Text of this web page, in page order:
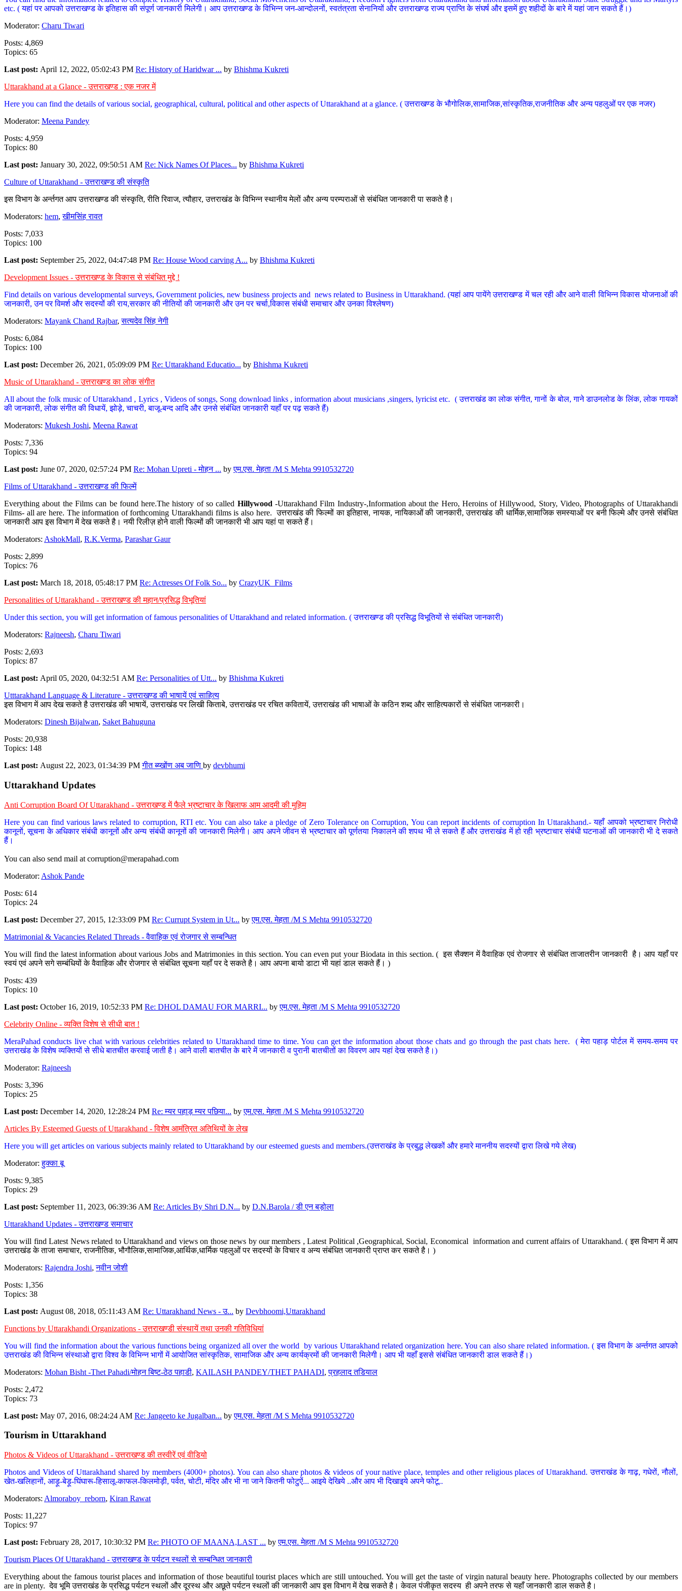
etc. ( यहां पर आपको उत्तराखण्ड के इतिहास की संपूर्ण जानकारी मिलेगी। आप उत्तराखण्ड के विभिन्न जन-आन्दोलनों, स्वतंत्रता सेनानियों और उत्तराखण्ड राज्य प्राप्ति के संघर्ष और इसमें हुए शहीदों के बारे में यहां जान सकते हैं।)
Moderator: Charu Tiwari
Posts: 4,869
Topics: 65
Last post: April 12, 2022, 05:02:43 PM Re: History of Haridwar ... by Bhishma Kukreti
Uttarakhand at a Glance - उत्तराखण्ड : एक नजर में
Here you can find the details of various social, geographical, cultural, political and other aspects of Uttarakhand at a glance. ( उत्तराखण्ड के भौगोलिक,सामाजिक,सांस्कृतिक,राजनीतिक और अन्य पहलुओं पर एक नजर)
Moderator: Meena Pandey
Posts: 4,959
Topics: 80
Last post: January 30, 2022, 09:50:51 AM Re: Nick Names Of Places... by Bhishma Kukreti
Culture of Uttarakhand - उत्तराखण्ड की संस्कृति
इस विभाग के अर्न्तगत आप उत्तराखण्ड की संस्कृति, रीति रिवाज, त्यौहार, उत्तराखंड के विभिन्न स्थानीय मेलों और अन्य परम्पराओं से संबंधित जानकारी पा सकते है।
Moderators: hem,खीमसिंह रावत
Posts: 7,033
Topics: 100
Last post: September 25, 2022, 04:47:48 PM Re: House Wood carving A... by Bhishma Kukreti
Development Issues - उत्तराखण्ड के विकास से संबंधित मुद्दे !
Find details on various developmental surveys, Government policies, new business projects and news related to Business in Uttarakhand. (यहां आप पायेंगे उत्तराखण्ड में चल रही और आने वाली विभिन्न विकास योजनाओं की
जानकारी, उन पर विमर्श और सदस्यों की राय,सरकार की नीतियों की जानकारी और उन पर चर्चा,विकास संबंधी समाचार और उनका विश्लेषण)
Moderators: Mayank Chand Rajbar,सत्यदेव सिंह नेगी
Posts: 6,084
Topics: 100
Last post: December 26, 2021, 05:09:09 PM Re: Uttarakhand Educatio... by Bhishma Kukreti
Music of Uttarakhand - उत्तराखण्ड का लोक संगीत
All about the folk music of Uttarakhand , Lyrics , Videos of songs, Song download links , information about musicians ,singers, lyricist etc. ( उत्तराखंड का लोक संगीत, गानों के बोल, गाने डाउनलोड के लिंक, लोक गायकों
की जानकारी, लोक संगीत की विधायें, झोड़े, चाचरी, बाजू-बन्द आदि और उनसे संबंधित जानकारी यहाँ पर पढ़ सकते हैं)
Moderators: Mukesh Joshi, Meena Rawat
Posts: 7,336
Topics: 94
Last post: June 07, 2020, 02:57:24 PM Re: Mohan Upreti - मोहन ... byएम.एस. मेहता /M S Mehta 9910532720
Films of Uttarakhand - उत्तराखण्ड की फिल्में
Everything about the Films can be found here.The history of so called Hillywood-Uttarakhand Film Industry-,Information about the Hero, Heroins of Hillywood, Story, Video, Photographs of Uttarakhandi
Films- all are here. The information of forthcoming Uttarakhandi films is also here. उत्तराखंड की फिल्मों का इतिहास, नायक, नायिकाओं की जानकारी, उत्तराखंड की धार्मिक,सामाजिक समस्याओं पर बनी फिल्मे और उनसे संबंधित
जानकारी आप इस विभाग में देख सकते है। नयी रिलीज़ होने वाली फिल्मों की जानकारी भी आप यहां पा सकते हैं।
Moderators: AshokMall, R.K.Verma, Parashar Gaur
Posts: 2,899
Topics: 76
Last post: March 18, 2018, 05:48:17 PM Re: Actresses Of Folk So... by CrazyUK_Films
Personalities of Uttarakhand - उत्तराखण्ड की महान/प्रसिद्ध विभूतियां
Under this section, you will get information of famous personalities of Uttarakhand and related information. ( उत्तराखण्ड की प्रसिद्ध विभूतियों से संबंधित जानकारी)
Moderators: Rajneesh, Charu Tiwari
Posts: 2,693
Topics: 87
Last post: April 05, 2020, 04:32:51 AM Re: Personalities of Utt... by Bhishma Kukreti
Utttarakhand Language & Literature - उत्तराखण्ड की भाषायें एवं साहित्य
इस विभाग में आप देख सकते है उत्तराखंड की भाषायें, उत्तराखंड पर लिखी किताबे, उत्तराखंड पर रचित कवितायें, उत्तराखंड की भाषाओं के कठिन शब्द और साहित्यकारों से संबंधित जानकारी।
Moderators: Dinesh Bijalwan, Saket Bahuguna
Posts: 20,938
Topics: 148
Last post: August 22, 2023, 01:34:39 PMगीत ब्य्खोंण अब जाणि by devbhumi
Uttarakhand Updates
Anti Corruption Board Of Uttarakhand - उत्तराखण्ड में फैले भ्रष्टाचार के खिलाफ आम आदमी की मुहिम
Here you can find various laws related to corruption, RTI etc. You can also take a pledge of Zero Tolerance on Corruption, You can report incidents of corruption In Uttarakhand.- यहाँ आपको भ्रष्टाचार निरोधी
कानूनों, सूचना के अधिकार संबंधी कानूनों और अन्य संबंधी कानूनों की जानकारी मिलेगी। आप अपने जीवन से भ्रष्टाचार को पूर्णतया निकालने की शपथ भी ले सकते हैं और उत्तराखंड में हो रही भ्रष्टाचार संबंधी घटनाओं की जानकारी भी दे सकते
हैं।
You can also send mail at corruption@merapahad.com
Moderator: Ashok Pande
Posts: 614
Topics: 24
Last post: December 27, 2015, 12:33:09 PM Re: Currupt System in Ut... byएम.एस. मेहता /M S Mehta 9910532720
Matrimonial & Vacancies Related Threads - वैवाहिक एवं रोजगार से सम्बन्धित
You will find the latest information about various Jobs and Matrimonies in this section. You can even put your Biodata in this section. ( इस सैक्शन में वैवाहिक एवं रोजगार से संबंधित ताजातरीन जानकारी है। आप यहाँ पर
स्वयं एवं अपने सगे सम्बंधियों के वैवाहिक और रोजगार से संबंधित सूचना यहाँ पर दे सकते है। आप अपना बायो डाटा भी यहां डाल सकते हैं। )
Posts: 439
Topics: 10
Last post: October 16, 2019, 10:52:33 PM Re: DHOL DAMAU FOR MARRI... byएम.एस. मेहता /M S Mehta 9910532720
Celebrity Online - व्यक्ति विशेष से सीधी बात !
MeraPahad conducts live chat with various celebrities related to Uttarakhand time to time. You can get the information about those chats and go through the past chats here. ( मेरा पहाड़ पोर्टल में समय-समय पर
उत्तराखंड के विशेष व्यक्तियों से सीधे बातचीत करवाई जाती है। आने वाली बातचीत के बारे में जानकारी व पुरानी बातचीतों का विवरण आप यहां देख सकते है।)
Moderator: Rajneesh
Posts: 3,396
Topics: 25
Last post: December 14, 2020, 12:28:24 PM Re: म्यर पहाड़ म्यर पछिया... byएम.एस. मेहता /M S Mehta 9910532720
Articles By Esteemed Guests of Uttarakhand - विशेष आमंत्रित अतिथियों के लेख
Here you will get articles on various subjects mainly related to Uttarakhand by our esteemed guests and members.(उत्तराखंड के प्रबुद्ध लेखकों और हमारे माननीय सदस्यों द्वारा लिखे गये लेख)
Moderator:हुक्का बू
Posts: 9,385
Topics: 29
Last post: September 11, 2023, 06:39:36 AM Re: Articles By Shri D.N... by D.N.Barola / डी एन बड़ोला
Uttarakhand Updates - उत्तराखण्ड समाचार
You will find Latest News related to Uttarakhand and views on those news by our members , Latest Political ,Geographical, Social, Economical information and current affairs of Uttarakhand. ( इस विभाग में आप
उत्तराखंड के ताजा समाचार, राजनीतिक, भौगौलिक,सामाजिक,आर्थिक,धार्मिक पहलुओं पर सदस्यों के विचार व अन्य संबंधित जानकारी प्राप्त कर सकते है। )
Moderators: Rajendra Joshi,नवीन जोशी
Posts: 1,356
Topics: 38
Last post: August 08, 2018, 05:11:43 AM Re: Uttarakhand News - उ... by Devbhoomi,Uttarakhand
Functions by Uttarakhandi Organizations - उत्तराखण्डी संस्थायें तथा उनकी गतिविधियां
You will find the information about the various functions being organized all over the world by various Uttarakhand related organization here. You can also share related information. ( इस विभाग के अर्न्तगत आपको
उत्तराखंड की विभिन्न संस्थाओ द्वारा विश्व के विभिन्न भागों में आयोजित सांस्कृतिक, सामाजिक और अन्य कार्यक्रमों की जानकारी मिलेगी। आप भी यहाँ इससे संबंधित जानकारी डाल सकते हैं।)
Moderators: Mohan Bisht -Thet Pahadi/मोहन बिष्ट-ठेठ पहाडी, KAILASH PANDEY/THET PAHADI,प्रहलाद तडियाल
Posts: 2,472
Topics: 73
Last post: May 07, 2016, 08:24:24 AM Re: Jangeeto ke Jugalban... byएम.एस. मेहता /M S Mehta 9910532720
Tourism in Uttarakhand
Photos & Videos of Uttarakhand - उत्तराखण्ड की तस्वीरें एवं वीडियो
Photos and Videos of Uttarakhand shared by members (4000+ photos). You can also share photos & videos of your native place, temples and other religious places of Uttarakhand. उत्तराखंड के गाढ़, गधेरों, नौलों,
खेत-खलिहानों, आड़ू-बेड़ू-घिंघारू-हिसालू-काफल-किलमोड़ी, पर्वत, चोटी, मंदिर और भी ना जाने कितनी फोटुऐं... आइये देखिये ..और आप भी दिखाइये अपने फोटू..
Moderators: Almoraboy_reborn, Kiran Rawat
Posts: 11,227
Topics: 97
Last post: February 28, 2017, 10:30:32 PM Re: PHOTO OF MAANA,LAST ... byएम.एस. मेहता /M S Mehta 9910532720
Tourism Places Of Uttarakhand - उत्तराखण्ड के पर्यटन स्थलों से सम्बन्धित जानकारी
Everything about the famous tourist places and information of those beautiful tourist places which are still untouched. You will get the taste of virgin natural beauty here. Photographs collected by our members
are in plenty. देव भूमि उत्तराखंड के प्रसिद्ध पर्यटन स्थलों और दूरस्थ और अछूते पर्यटन स्थलों की जानकारी आप इस विभाग में देख सकते है। केवल पंजीकृत सदस्य ही अपने तरफ से यहाँ जानकारी डाल सकते है।